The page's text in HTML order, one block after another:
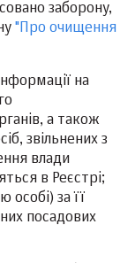
заборону,
"Про очищення
на
а також
звільнених з
влади
в Реєстрі;
особі) за її
посадових